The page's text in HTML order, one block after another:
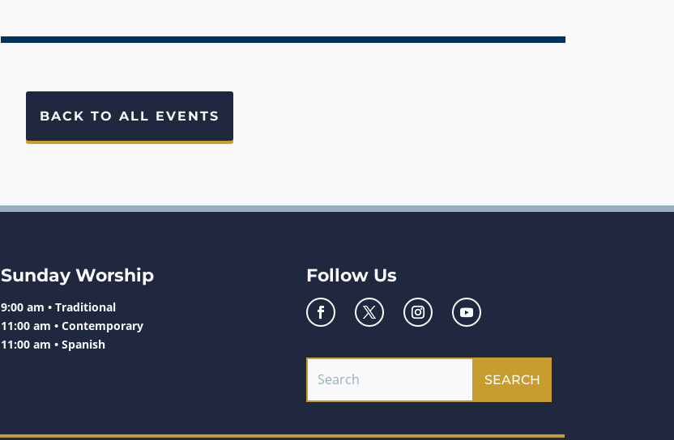
BACK TO ALL EVENTS
Sunday Worship
9:00 am • Traditional
11:00 am • Contemporary
11:00 am • Spanish
Follow Us